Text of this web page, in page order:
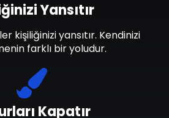
Kapatır
Yansıtır
kişiliğinizi yansıtır. Kendinizi
farklı bir yoludur.